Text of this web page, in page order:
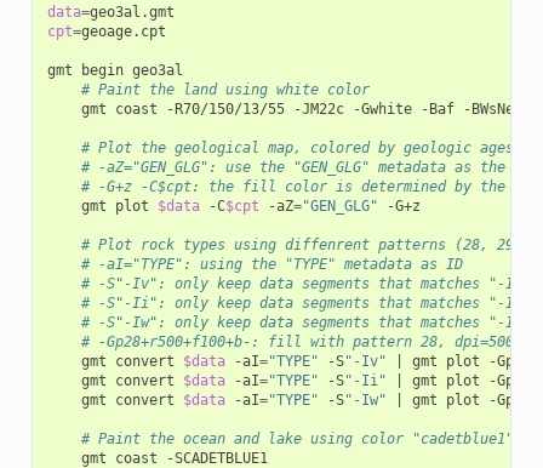
data=
cpt=geoage.cpt
gmt begin geo3al
# Paint the land using white color
    gmt coast -R70/150/13/55 -JM22c -Gwhite -Baf -BWsNe
# Plot the geological map, colored by geologic ages
# -aZ="GEN_GLG": use the "GEN_GLG" metadata as the Z
# -G+z -C$cpt: the fill color is determined by the Z
    gmt plot
$data -C$cpt -aZ="GEN_GLG" -G+z
# Plot rock types using diffenrent patterns (28, 29
# -aI="TYPE": using the "TYPE" metadata as ID
# -S"-Iv": only keep data segments that matches "-Iv"
# -S"-Ii": only keep data segments that matches "-Ii"
# -S"-Iw": only keep data segments that matches "-
# -Gp28+r500+f100+b-: fill with pattern 28, dpi=500,
    gmt convert
$data -aI="TYPE" -S"-Iv"
gmt plot -
    gmt convert
$data -aI="TYPE" -S"-Ii"
gmt plot -
    gmt convert
$data -aI="TYPE" -S"-Iw" gmt plot -
# Paint the ocean and lake using color "cadetblue1"
    gmt coast -SCADETBLUE1